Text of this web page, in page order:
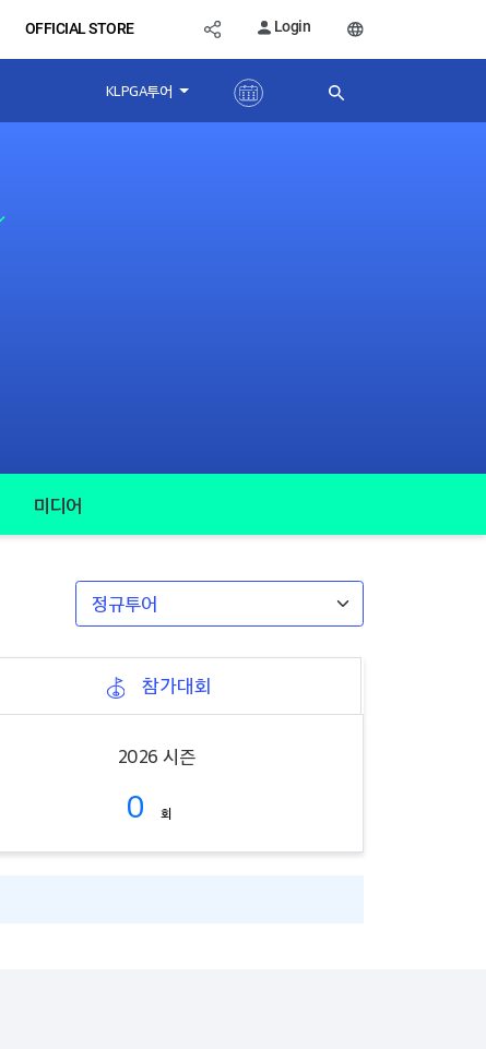
OFFICIAL STORE Login
KLPGA투어
미디어
참가대회
2026 시즌
0 회